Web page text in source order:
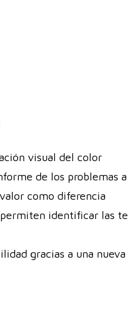
visual del color
de los
como diferencia
identificar las
gracias a una